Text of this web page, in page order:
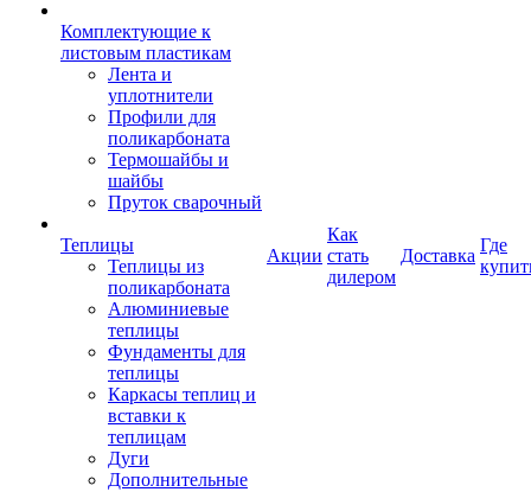
Комплектующие к
листовым пластикам
Лента и
уплотнители
Профили для
поликарбоната
Термошайбы и
шайбы
Пруток сварочный
Теплицы
Теплицы из
поликарбоната
Алюминиевые
теплицы
Фундаменты для
теплицы
Каркасы теплиц и
вставки к
теплицам
Дуги
Дополнительные
Акции
Как
стать
дилером
Доставка
Где